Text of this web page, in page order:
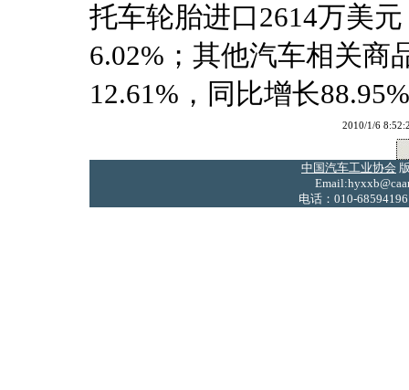
托车轮胎进口2614万美
6.02%；其他汽车相关商
12.61%，同比增长
2010/1/6
中国汽车工业协会
电话：010-